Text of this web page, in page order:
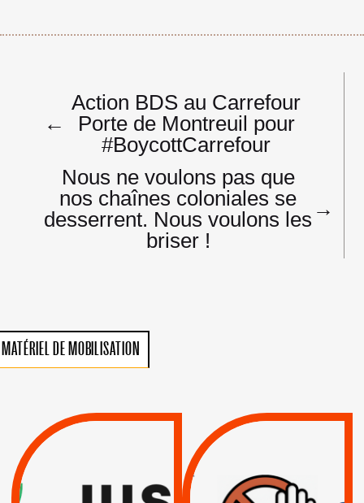
Navigation
l’article
←
Action BDS au Carrefour
Porte de Montreuil pour
#BoycottCarrefour
Nous ne voulons pas que
nos chaînes coloniales se
desserrent. Nous voulons les
briser !
→
MATÉRIEL DE MOBILISATION
VIOLATIONS DES
RESPECT DU DROIT
INTERNATIONAL ?